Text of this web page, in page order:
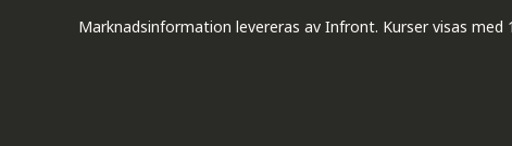
Marknadsinformation levereras av Infront. Kurser visas med